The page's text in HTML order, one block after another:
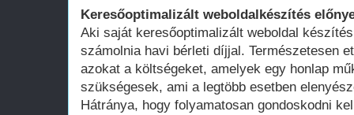
Keresőoptimalizált weboldalkészítés
Aki saját keresőoptimalizált weboldal
számolnia havi bérleti díjjal. Természetesen
azokat a költségeket, amelyek egy honlap
szükségesek, ami a legtöbb esetben
Hátránya, hogy folyamatosan gondoskodni